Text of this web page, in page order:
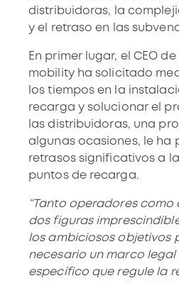
distribuidoras, la
y el retraso en las
En primer lugar, el CEO
mobility ha solicitado
los tiempos en la
recarga y solucionar el
las distribuidoras, una
algunas ocasiones, le ha
retrasos significativos a
puntos de recarga.
“Tanto operadores
dos figuras
los ambiciosos objetivos
necesario un marco
específico que regule la